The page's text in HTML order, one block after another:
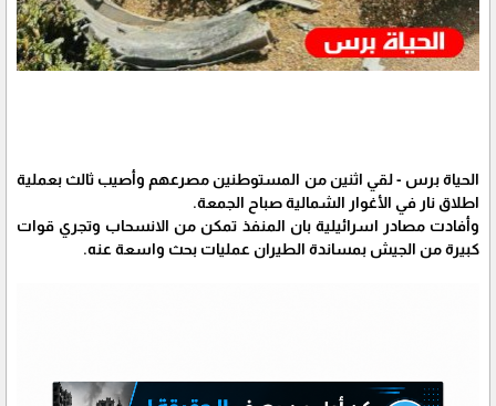
الحياة برس - لقي اثنين من المستوطنين مصرعهم وأصيب ثالث بعملية
اطلاق نار في الأغوار الشمالية صباح الجمعة.
وأفادت مصادر اسرائيلية بان المنفذ تمكن من الانسحاب وتجري قوات
كبيرة من الجيش بمساندة الطيران عمليات بحث واسعة عنه.